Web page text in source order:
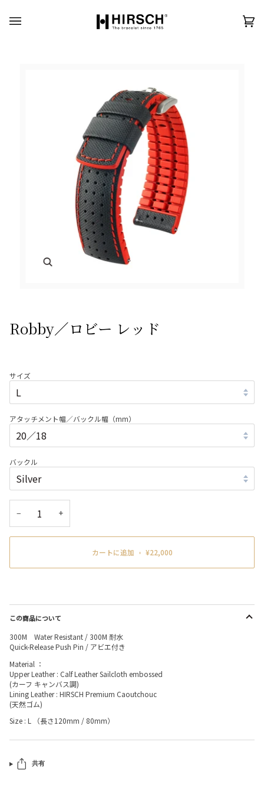
content
カ(0)
Robby／ロビー レッド
サイズ
アタッチメント幅／バックル幅（mm）
バックル
− +
カートに追加 • ¥22,000
この商品について
300M Water Resistant / 300M 耐水
Quick-Release Push Pin / アビエ付き
Material ：
Upper Leather : Calf Leather Sailcloth embossed
(カーフ キャンバス調)
Lining Leather : HIRSCH Premium Caoutchouc
(天然ゴム)
Size : L （長さ120mm / 80mm）
共有